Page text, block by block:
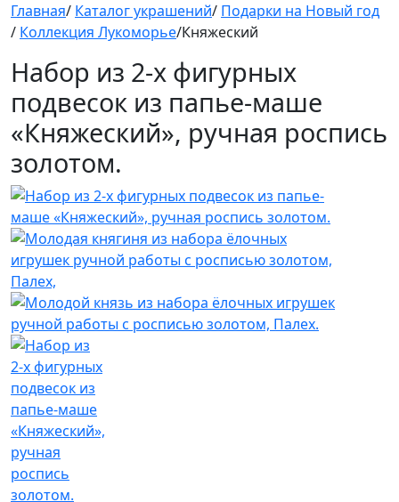
Главная/ Каталог украшений/ Подарки на Новый год
/ Коллекция Лукоморье/Княжеский
Набор из 2-х фигурных
подвесок из папье-маше
«Княжеский», ручная роспись
золотом.